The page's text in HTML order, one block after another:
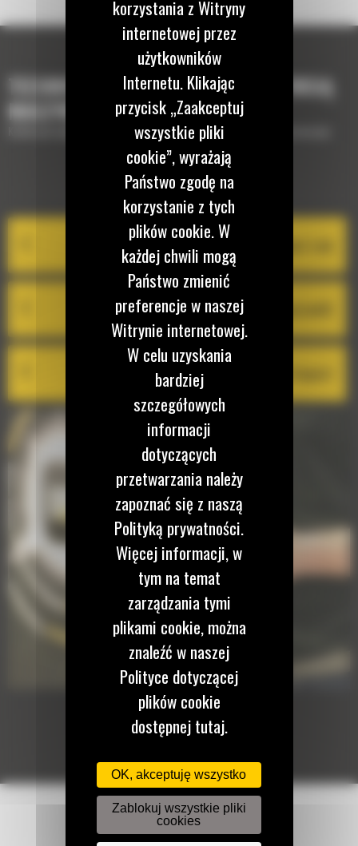
TECHNOLOGIE, KTÓRE UZUPEŁNIĄ TWOJĄ
MASZYNĘ
Krótki opis wyposażenia lub technologii potrzebnych do uzupełnienia maszyny
EQUIPMENT MANAGEMENT
System Cat Product Link
korzystania z Witryny
internetowej przez
użytkowników
Internetu. Klikając
przycisk „Zaakceptuj
wszystkie pliki
cookie”, wyrażają
Państwo zgodę na
korzystanie z tych
plików cookie. W
każdej chwili mogą
Państwo zmienić
preferencje w naszej
Witrynie internetowej.
W celu uzyskania
bardziej
szczegółowych
informacji
dotyczących
przetwarzania należy
zapoznać się z naszą
Polityką prywatności.
Więcej informacji, w
tym na temat
zarządzania tymi
plikami cookie, można
znaleźć w naszej
Polityce dotyczącej
plików cookie
dostępnej tutaj.
OK, akceptuję wszystko
Zablokuj wszystkie pliki
cookies